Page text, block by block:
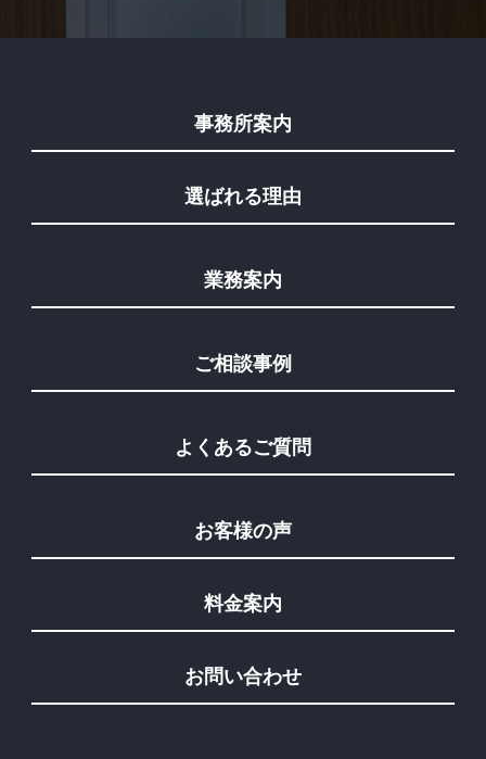
事務所案内
選ばれる理由
業務案内
ご相談事例
よくあるご質問
お客様の声
料金案内
お問い合わせ